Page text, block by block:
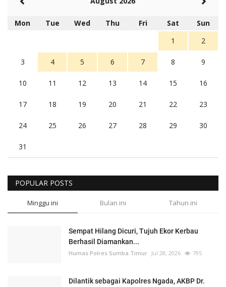
Mon Tue Wed Thu Fri Sat
Sun
1
2
3 4 5 6 7 8 9
10 11 12 13 14 15 16
17 18 19 20 21 22 23
24 25 26 27 28 29 30
31
POPULAR POSTS
Minggu ini Bulan ini Tahun ini
Sempat Hilang Dicuri, Tujuh Ekor Kerbau
Berhasil Diamankan...
Humas Polres Sumba Timur Jul 28, 2026 795
Dilantik sebagai Kapolres Ngada, AKBP Dr.